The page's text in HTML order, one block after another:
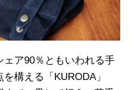
ア90％ともいわれる手
構える「KURODA」